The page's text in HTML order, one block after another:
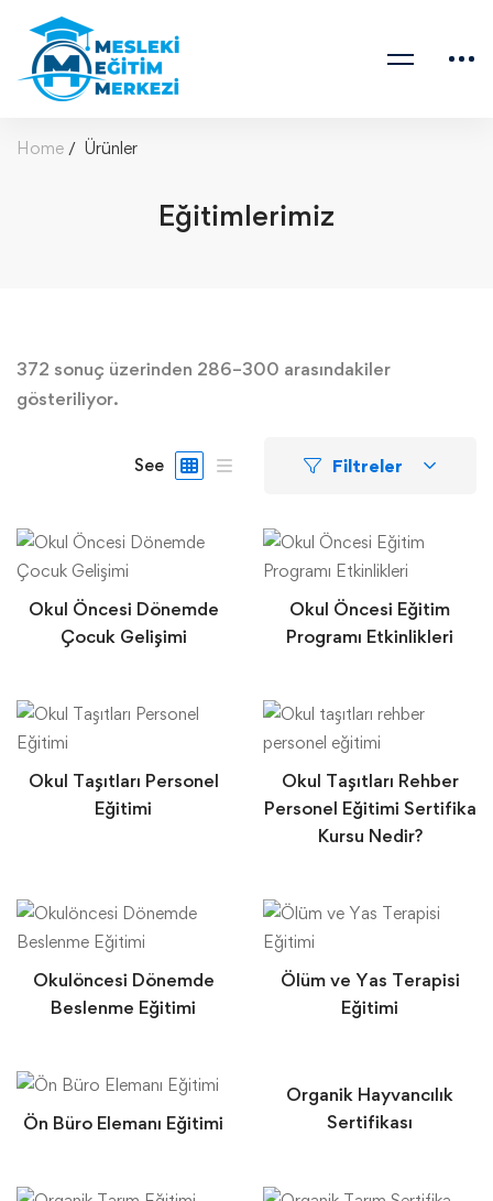
Home Ürünler
Eğitimlerimiz
372 sonuç üzerinden 286–300 arasındakiler
gösteriliyor.
See Filtreler
Okul Öncesi Dönemde
Çocuk Gelişimi
Okul Öncesi Eğitim
Programı Etkinlikleri
Okul Taşıtları Personel
Eğitimi
Okul Taşıtları Rehber
Personel Eğitimi Sertifika
Kursu Nedir?
Okulöncesi Dönemde
Beslenme Eğitimi
Ölüm ve Yas Terapisi
Eğitimi
Ön Büro Elemanı Eğitimi
Organik Hayvancılık
Sertifikası